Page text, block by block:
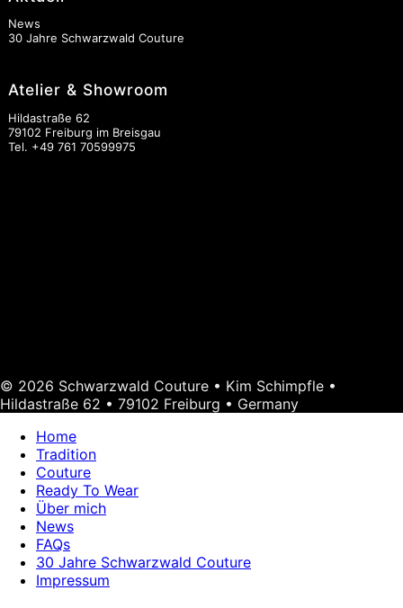
News
30 Jahre Schwarzwald Couture
Atelier & Showroom
Hildastraße 62
79102 Freiburg im Breisgau
Tel. +49 761 70599975
© 2026 Schwarzwald Couture • Kim Schimpfle •
Hildastraße 62 • 79102 Freiburg • Germany
Home
Tradition
Couture
Ready To Wear
Über mich
News
FAQs
30 Jahre Schwarzwald Couture
Impressum